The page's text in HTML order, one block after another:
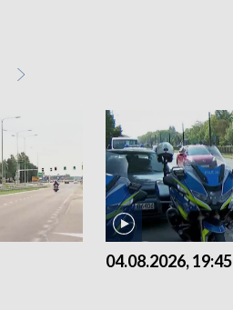
04.08.2026, 19:45